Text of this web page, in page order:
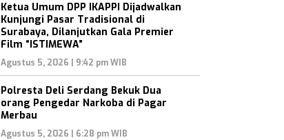
Ketua Umum DPP IKAPPI Dijadwalkan
Kunjungi Pasar Tradisional di
Surabaya, Dilanjutkan Gala Premier
Film “ISTIMEWA”
Agustus 5, 2026 | 9:42 pm WIB
Polresta Deli Serdang Bekuk Dua
orang Pengedar Narkoba di Pagar
Merbau
Agustus 5, 2026 | 6:28 pm WIB